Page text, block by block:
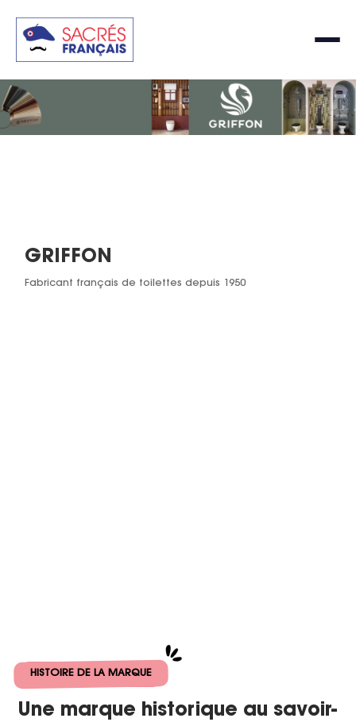
GRIFFON
Fabricant français de toilettes depuis 1950
HISTOIRE DE LA MARQUE
Une marque historique au savoir-